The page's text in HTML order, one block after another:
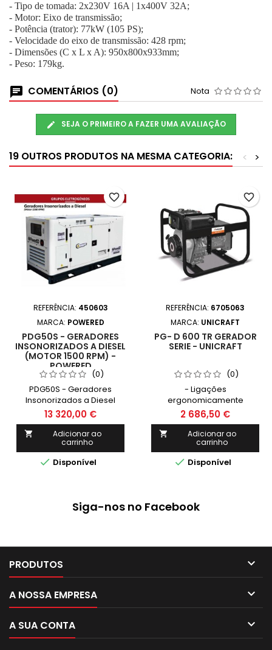
- Tipo de tomada: 2x230V 16A | 1x400V 32A;
- Motor: Eixo de transmissão;
- Potência (trator): 77kW (105 PS);
- Velocidade do eixo de transmissão: 428 rpm;
- Dimensões (C x L x A): 950x800x933mm;
- Peso: 179kg.
COMENTÁRIOS (0) Nota
SEJA O PRIMEIRO A FAZER UMA AVALIAÇÃO
19 OUTROS PRODUTOS NA MESMA CATEGORIA: >
<
REFERÊNCIA: 450603
MARCA: POWERED
PDG50S - GERADORES
INSONORIZADOS A DIESEL
(MOTOR 1500 RPM) -
POWERED
(0)
PDG50S - Geradores
Insonorizados a Diesel
(Motor 1500 RPM) -
POWERED
13 320,00 €

Adicionar ao
carrinho
 Disponível
favorite_border
REFERÊNCIA: 6705063
MARCA: UNICRAFT
PG- D 600 TR GERADOR
SERIE - UNICRAFT
(0)
- Ligações
ergonomicamente
acessíveis na frente; -
Interruptor de proteção
térmica e arranque
manual;- Estrutura tubular
robusta em aço;- Fácil
acesso para manutenção e
2 686,50 €

Adicionar ao
carrinho
 Disponível
favorite_border
Siga-nos no Facebook
PRODUTOS 
A NOSSA EMPRESA 
A SUA CONTA 